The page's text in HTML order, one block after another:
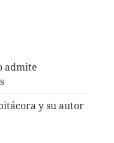
admite
y su autor